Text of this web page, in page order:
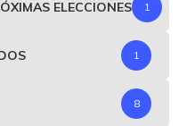
ELECCIONES 1
1
8